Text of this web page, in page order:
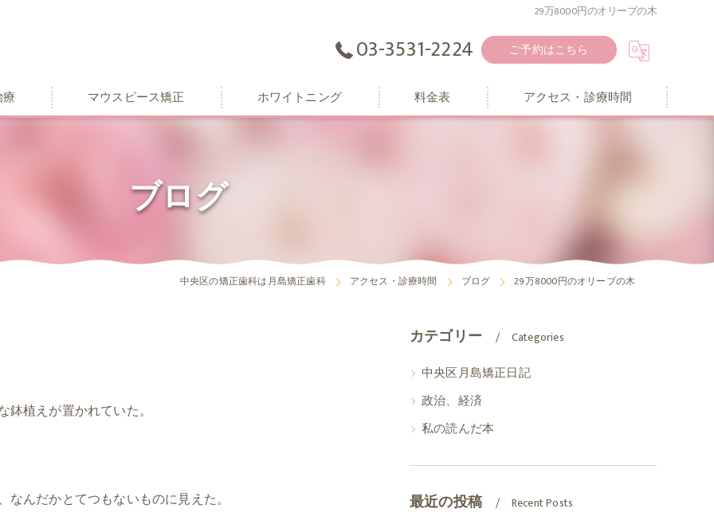
29万8000円のオリーブの木
03-3531-2224 ご予約はこちら
マウスピース矯正 ホワイトニング 料金表 アクセス・診療時間
ブログ
中央区の矯正歯科は月島矯正歯科 アクセス・診療時間 ブログ 29万8000円のオリーブの木
植えが置かれていた。
んだかとてつもないものに見えた。
カテゴリー Categories
中央区月島矯正日記
政治、経済
私の読んだ本
最近の投稿 Recent Posts